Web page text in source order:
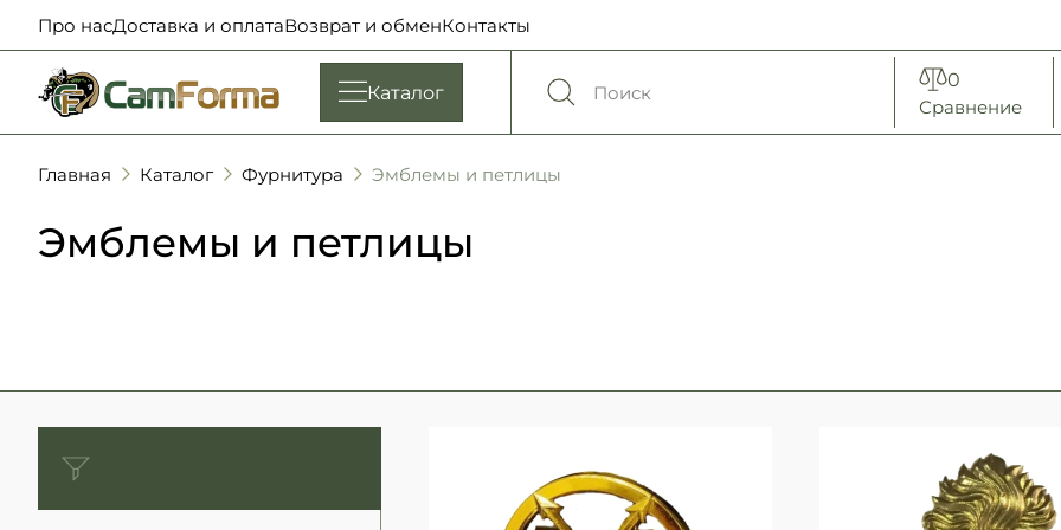
Про насДоставка и оплатаВозврат и обменКонтакты
Каталог
0
Сравнение
Главная Каталог Фурнитура Эмблемы и петлицы
Эмблемы и петлицы